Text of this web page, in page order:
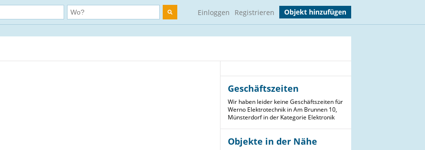
Einloggen Registrieren Objekt hinzufügen
Geschäftszeiten
Wir haben leider keine Geschäftszeiten für
Werno Elektrotechnik in Am Brunnen 10,
Münsterdorf in der Kategorie Elektronik
Objekte in der Nähe